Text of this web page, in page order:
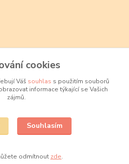
784cookies
Váš souhlas s použitím souborů
informace týkající se Vašich
zájmů.
Souhlasím
odmítnout zde.